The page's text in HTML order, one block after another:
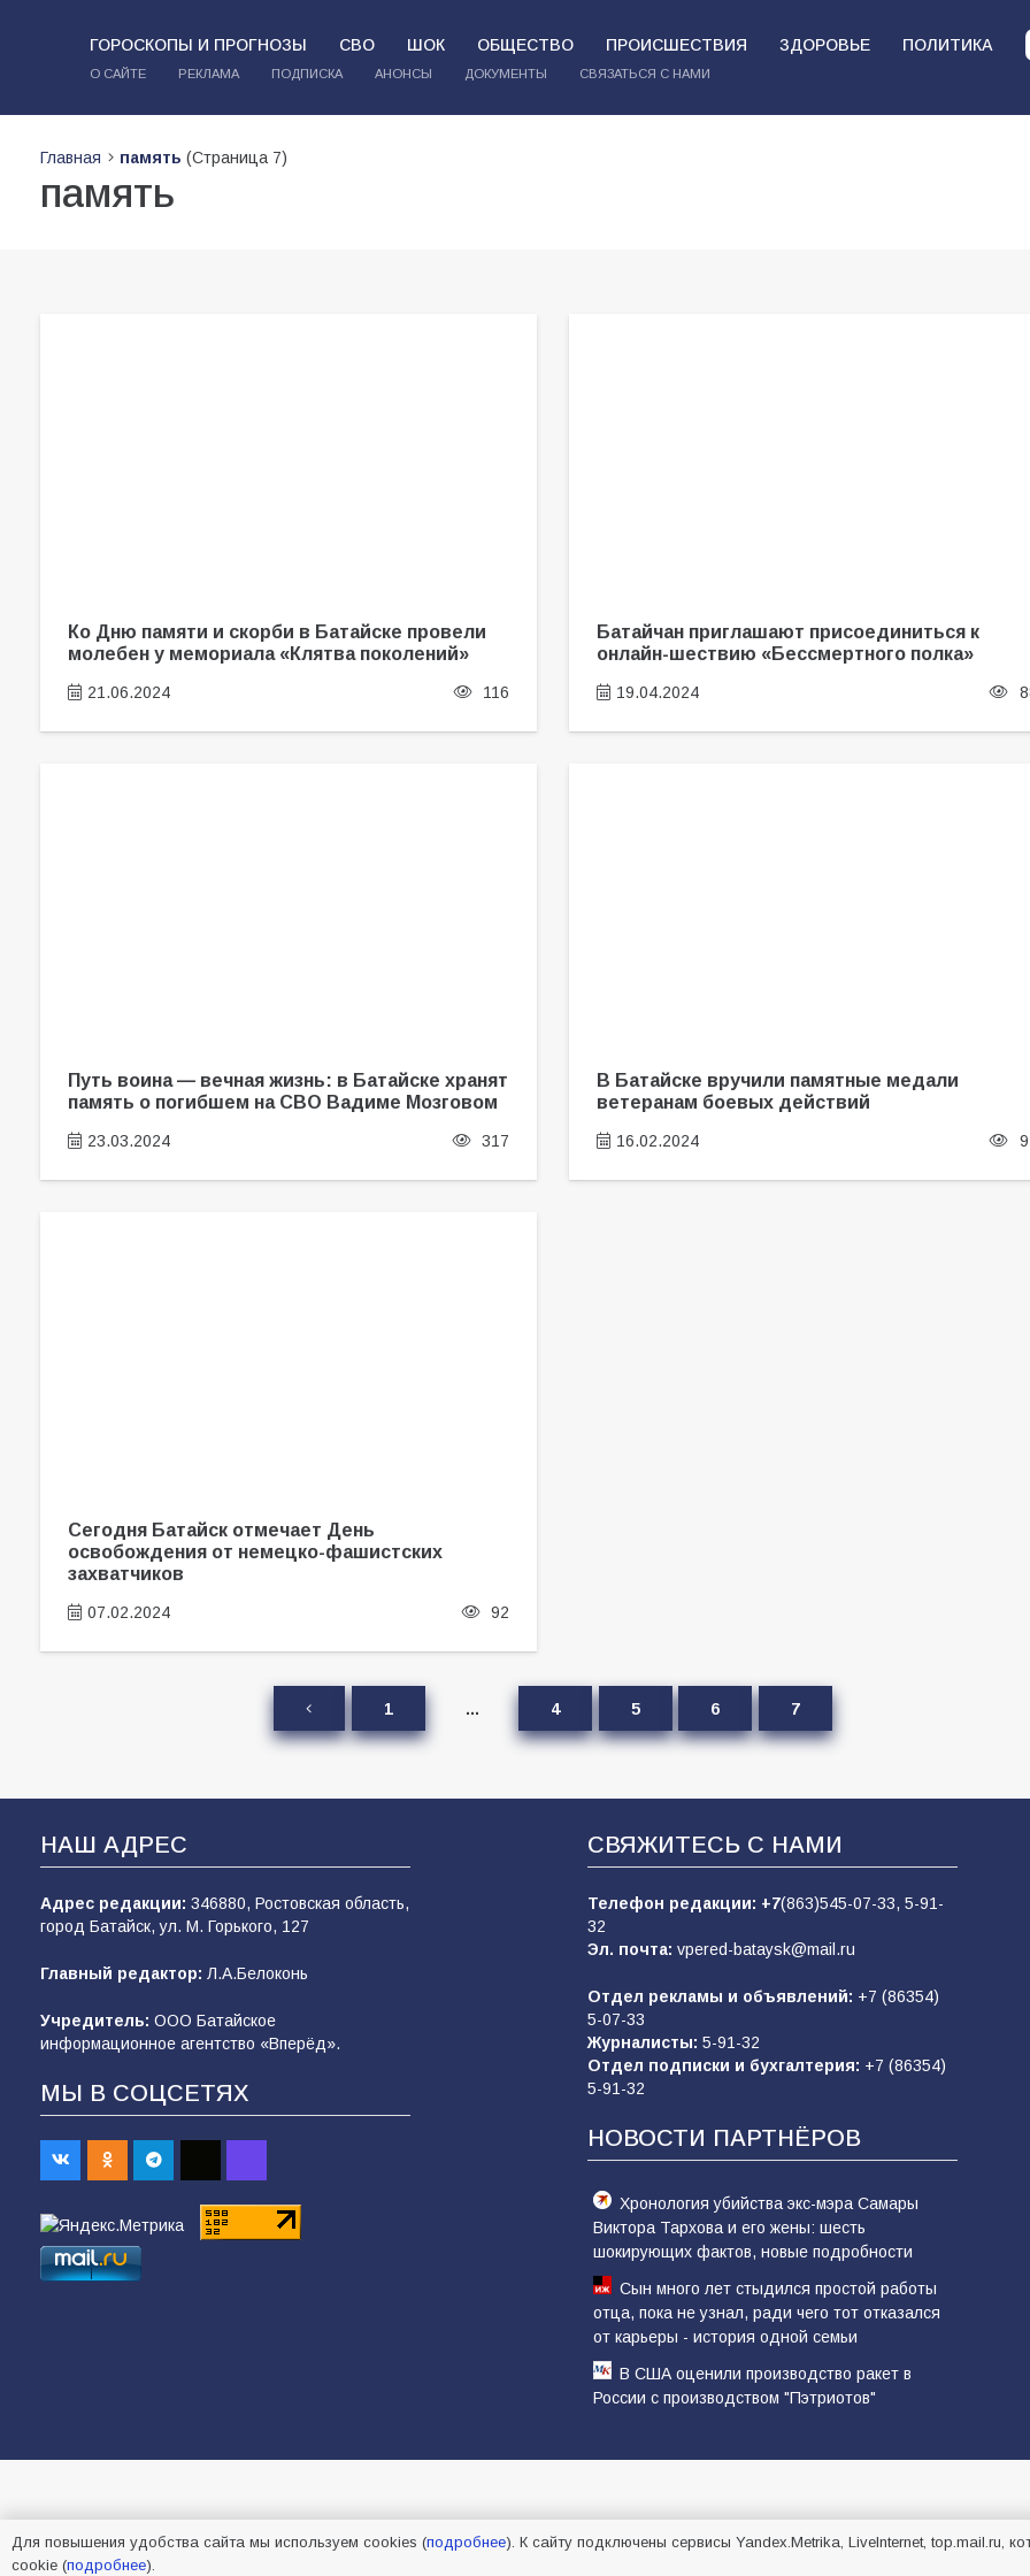
ГОРОСКОПЫ И ПРОГНОЗЫ СВО ШОК ОБЩЕСТВО ПРОИСШЕСТВИЯ ЗДОРОВЬЕ ПОЛИТИКА
О САЙТЕ РЕКЛАМА ПОДПИСКА АНОНСЫ ДОКУМЕНТЫ СВЯЗАТЬСЯ С НАМИ
Главная память (Страница 7)
память
Ко Дню памяти и скорби в Батайске провели
молебен у мемориала «Клятва поколений»
21.06.2024 116
Батайчан приглашают присоединиться к
онлайн-шествию «Бессмертного полка»
19.04.2024
Путь воина — вечная жизнь: в Батайске хранят
память о погибшем на СВО Вадиме Мозговом
23.03.2024 317
В Батайске вручили памятные медали
ветеранам боевых действий
16.02.2024
Сегодня Батайск отмечает День
освобождения от немецко-фашистских
захватчиков
07.02.2024 92
1 … 4 5 6 7
НАШ АДРЕС
Адрес редакции: 346880, Ростовская область,
город Батайск, ул. М. Горького, 127
Главный редактор: Л.А.Белоконь
Учредитель: ООО Батайское
информационное агентство «Вперёд».
МЫ В СОЦСЕТЯХ
СВЯЖИТЕСЬ С НАМИ
Телефон редакции: +7(863)545-07-33, 5-91-
32
Эл. почта: vpered-bataysk@mail.ru
Отдел рекламы и объявлений: +7 (86354)
5-07-33
Журналисты: 5-91-32
Отдел подписки и бухгалтерия: +7 (86354)
5-91-32
НОВОСТИ ПАРТНЁРОВ
Хронология убийства экс-мэра Самары
Виктора Тархова и его жены: шесть
шокирующих фактов, новые подробности
Сын много лет стыдился простой работы
отца, пока не узнал, ради чего тот отказался
от карьеры - история одной семьи
В США оценили производство ракет в
России с производством "Пэтриотов"
Для повышения удобства сайта мы используем cookies (подробнее). К сайту подключены сервисы Yandex.Metrika, LiveInternet, top.mail.ru,
cookie (подробнее).